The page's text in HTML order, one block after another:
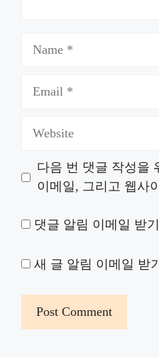
다음 번 댓글 작성을
이메일, 그리고 웹사
댓글 알림 이메일 받기
새 글 알림 이메일 받기